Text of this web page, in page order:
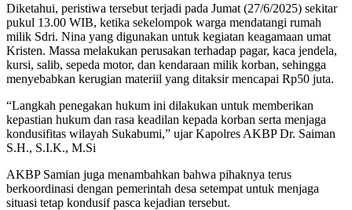
Diketahui, peristiwa tersebut terjadi pada Jumat (27/6/2025) sekitar
pukul 13.00 WIB, ketika sekelompok warga mendatangi rumah
milik Sdri. Nina yang digunakan untuk kegiatan keagamaan umat
Kristen. Massa melakukan perusakan terhadap pagar, kaca jendela,
kursi, salib, sepeda motor, dan kendaraan milik korban, sehingga
menyebabkan kerugian materiil yang ditaksir mencapai Rp50 juta.
“Langkah penegakan hukum ini dilakukan untuk memberikan
kepastian hukum dan rasa keadilan kepada korban serta menjaga
kondusifitas wilayah Sukabumi,” ujar Kapolres AKBP Dr. Saiman
S.H., S.I.K., M.Si
AKBP Samian juga menambahkan bahwa pihaknya terus
berkoordinasi dengan pemerintah desa setempat untuk menjaga
situasi tetap kondusif pasca kejadian tersebut.